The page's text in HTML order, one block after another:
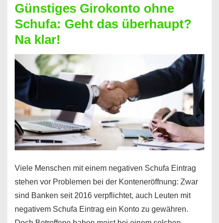
dabei
profitieren
–
So
funktioniert’s
Günstiges Girokonto ohne
Schufa: Geht das überhaupt?
Na klar!
Viele Menschen mit einem negativen Schufa Eintrag
stehen vor Problemen bei der Konteneröffnung: Zwar
sind Banken seit 2016 verpflichtet, auch Leuten mit
negativem Schufa Eintrag ein Konto zu gewähren.